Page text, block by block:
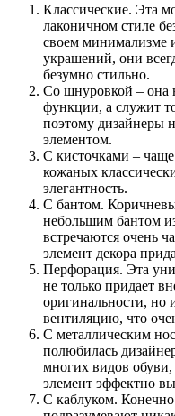
Классические. Эта
лаконичном стиле
своем минимализме
украшений, они
безумно стильно.
Со шнуровкой – она
функции, а служит
поэтому дизайнеры
элементом.
С кисточками – чаще
кожаных
элегантность.
С бантом.
небольшим бантом
встречаются очень
элемент декора
Перфорация. Эта
не только придает
оригинальности, но
вентиляцию, что
С металлическим
полюбилась
многих видов
элемент эффектно
С каблуком.